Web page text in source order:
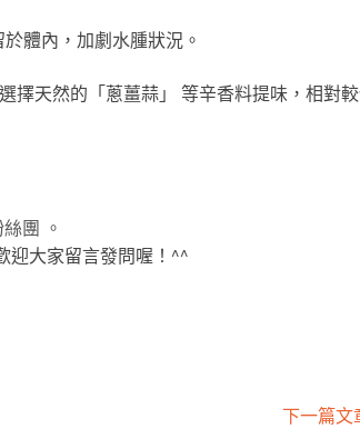
體內，加劇水腫狀況。
擇天然的「蔥薑蒜」 等辛香料提味，相對
團 。
迎大家留言發問喔！^^
下一篇文